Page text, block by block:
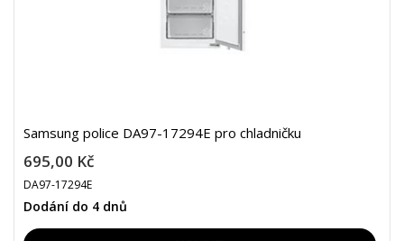
Samsung police DA97-17294E pro chladničku
695,00 Kč
DA97-17294E
Dodání do 4 dnů